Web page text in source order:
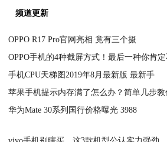
频道更新
OPPO R17 Pro官网亮相 竟有三个摄
OPPO手机的4种截屏方式！最后一种你肯定
手机CPU天梯图2019年8月最新版 最新手
苹果手机提示内存满了怎么办？简单几步教
华为Mate 30系列国行价格曝光 3988